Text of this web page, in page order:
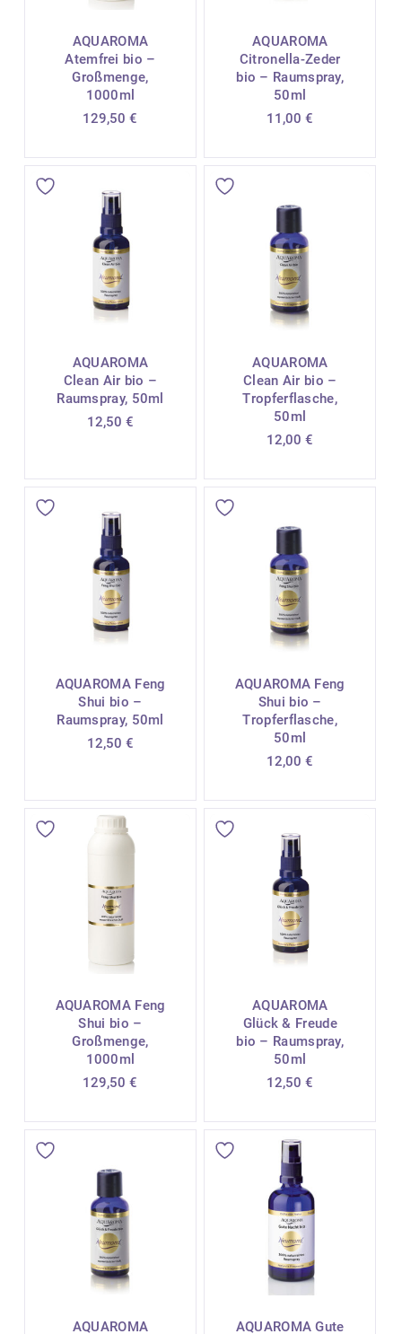
AQUAROMA
Atemfrei bio –
Großmenge,
1000ml
129,50€
AQUAROMA
Citronella-Zeder
bio – Raumspray,
50ml
11,00€
AQUAROMA
Clean Air bio –
Raumspray, 50ml
12,50 €
AQUAROMA
Clean Air bio –
Tropferflasche,
50ml
12,00€
AQUAROMA Feng
Shui bio –
Raumspray, 50ml
12,50 €
AQUAROMA Feng
Shui bio –
Tropferflasche,
50ml
12,00€
AQUAROMA Feng
Shui bio –
Großmenge,
1000ml
129,50€
AQUAROMA
Glück & Freude
bio – Raumspray,
50ml
12,50€
AQUAROMA AQUAROMA Gute